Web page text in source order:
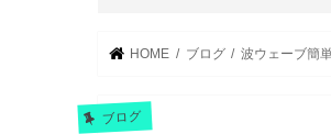
HOME ブログ 波ウェーブ簡
ブログ